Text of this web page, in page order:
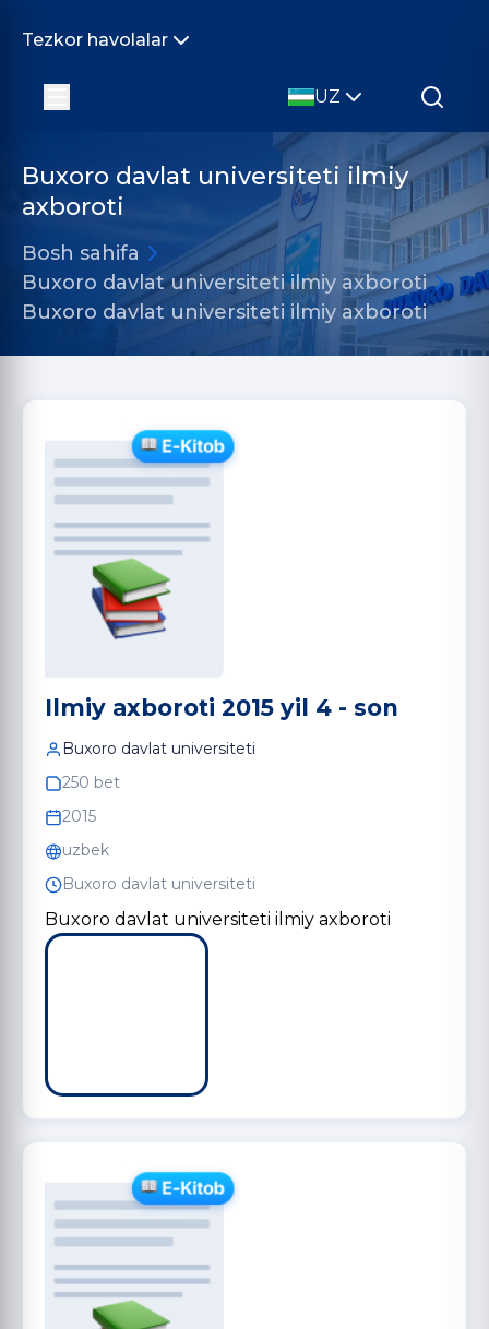
Tezkor havolalar
UZ
Buxoro davlat universiteti ilmiy
axboroti
Bosh sahifa
Buxoro davlat universiteti ilmiy axboroti
Buxoro davlat universiteti ilmiy axboroti
Ilmiy axboroti 2015 yil 4 - son
Buxoro davlat universiteti
250 bet
2015
uzbek
Buxoro davlat universiteti
Buxoro davlat universiteti ilmiy axboroti